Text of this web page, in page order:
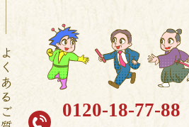
よくあるご質問 0120-18-77-88